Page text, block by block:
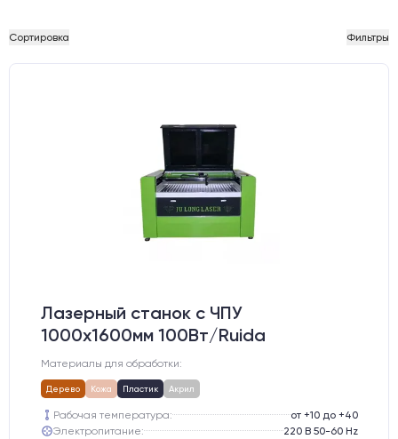
Сортировка Фильтры
Лазерный станок c ЧПУ
1000х1600мм 100Вт/Ruida
Материалы для обработки:
Дерево Кожа Пластик Акрил
Рабочая температура:
от +10 до +40
Электропитание:
220 В 50-60 Hz